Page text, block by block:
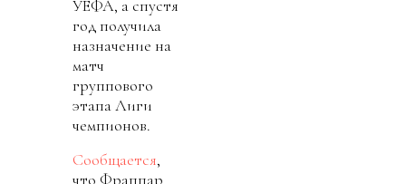
УЕФА, а спустя
год получила
назначение на
матч
группового
этапа Лиги
чемпионов.
Сообщается,
что Фраппар